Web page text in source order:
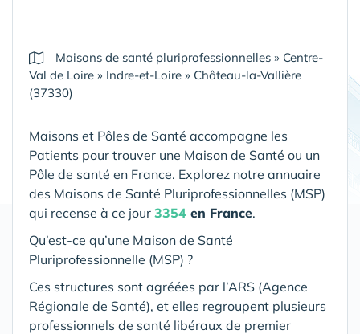
Maisons de santé pluriprofessionnelles » Centre-
Val de Loire » Indre-et-Loire » Château-la-Vallière
(37330)
Maisons et Pôles de Santé accompagne les
Patients pour trouver une Maison de Santé ou un
Pôle de santé en France. Explorez notre annuaire
des Maisons de Santé Pluriprofessionnelles (MSP)
qui recense à ce jour 3354 en France.
Qu’est-ce qu’une Maison de Santé
Pluriprofessionnelle (MSP) ?
Ces structures sont agréées par l’ARS (Agence
Régionale de Santé), et elles regroupent plusieurs
professionnels de santé libéraux de premier